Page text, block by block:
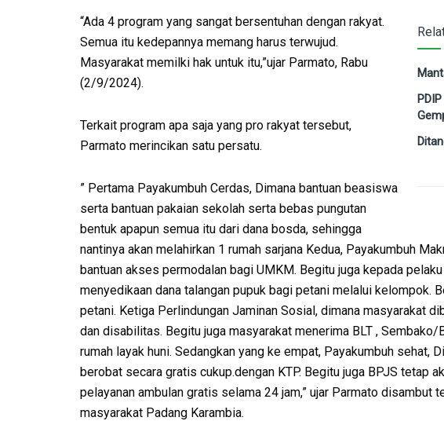
“Ada 4 program yang sangat bersentuhan dengan rakyat.
Semua itu kedepannya memang harus terwujud.
Masyarakat memilki hak untuk itu,”ujar Parmato, Rabu
(2/9/2024).
Terkait program apa saja yang pro rakyat tersebut,
Parmato merincikan satu persatu.
” Pertama Payakumbuh Cerdas, Dimana bantuan beasiswa
serta bantuan pakaian sekolah serta bebas pungutan
bentuk apapun semua itu dari dana bosda, sehingga
nantinya akan melahirkan 1 rumah sarjana Kedua, Payakumbuh
bantuan akses permodalan bagi UMKM. Begitu juga kepada
menyedikaan dana talangan pupuk bagi petani melalui kelompok.
petani. Ketiga Perlindungan Jaminan Sosial, dimana masyarakat
dan disabilitas. Begitu juga masyarakat menerima BLT , Sembako/
rumah layak huni. Sedangkan yang ke empat, Payakumbuh sehat,
berobat secara gratis cukup.dengan KTP. Begitu juga BPJS tetap
pelayanan ambulan gratis selama 24 jam,” ujar Parmato disambut
masyarakat Padang Karambia.